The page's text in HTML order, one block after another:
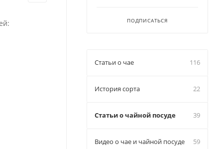
ПОДПИСАТЬСЯ
Статьи о чае 116
История сорта 22
Статьи о чайной посуде 39
Видео о чае и чайной посуде 59